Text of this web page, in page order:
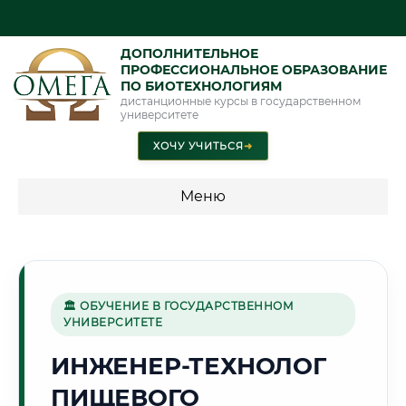
ДОПОЛНИТЕЛЬНОЕ
ПРОФЕССИОНАЛЬНОЕ ОБРАЗОВАНИЕ
ПО БИОТЕХНОЛОГИЯМ
дистанционные курсы в государственном
университете
ХОЧУ УЧИТЬСЯ➜
Меню
🌲
Г. ПЕТРОЗАВОДСК
🏛 ОБУЧЕНИЕ В ГОСУДАРСТВЕННОМ
УНИВЕРСИТЕТЕ
ИНЖЕНЕР-ТЕХНОЛОГ
ПИЩЕВОГО